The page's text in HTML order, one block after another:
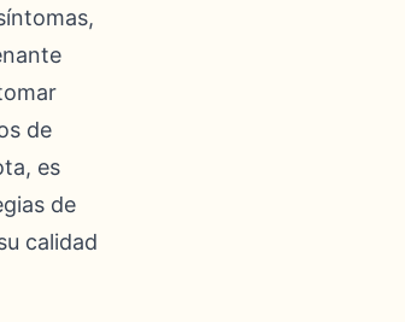
de
es
de
calidad